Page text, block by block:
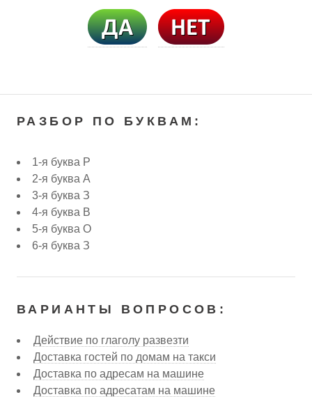
РАЗБОР ПО БУКВАМ:
1-я буква Р
2-я буква А
3-я буква З
4-я буква В
5-я буква О
6-я буква З
ВАРИАНТЫ ВОПРОСОВ:
Действие по глаголу развезти
Доставка гостей по домам на такси
Доставка по адресам на машине
Доставка по адресатам на машине